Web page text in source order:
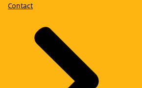
Contact